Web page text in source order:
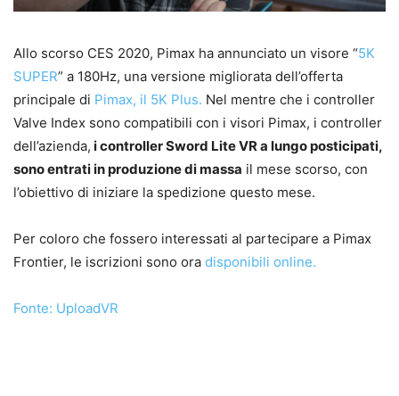
Allo scorso CES 2020, Pimax ha annunciato un visore “5K
SUPER” a 180Hz, una versione migliorata dell’offerta
principale di Pimax, il 5K Plus. Nel mentre che i controller
Valve Index sono compatibili con i visori Pimax, i controller
dell’azienda, i controller Sword Lite VR a lungo posticipati,
sono entrati in produzione di massa il mese scorso, con
l’obiettivo di iniziare la spedizione questo mese.
Per coloro che fossero interessati al partecipare a Pimax
Frontier, le iscrizioni sono ora disponibili online.
Fonte: UploadVR